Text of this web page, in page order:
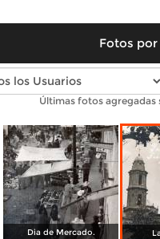
Fotos
Fotos antiguas
Últimas fotos agregadas
Dia de Mercado.